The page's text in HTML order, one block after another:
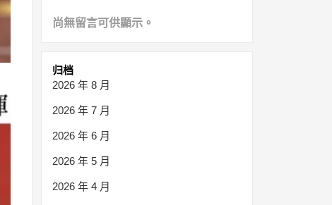
尚無留言可供顯示。
归档
2026 年 8 月
2026 年 7 月
2026 年 6 月
2026 年 5 月
2026 年 4 月